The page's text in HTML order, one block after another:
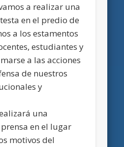
a realizar una
en el predio de
a los estamentos
estudiantes y
a las acciones
de nuestros
y
una
en el lugar
motivos del